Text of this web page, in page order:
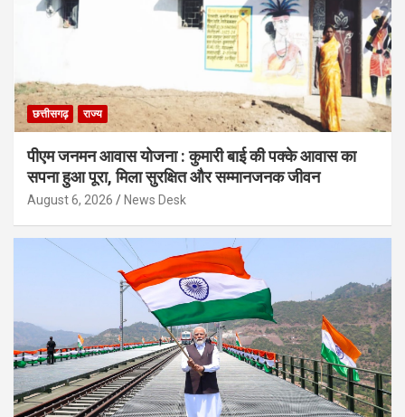
छत्तीसगढ़ राज्य
पीएम जनमन आवास योजना : कुमारी बाई की पक्के आवास का
सपना हुआ पूरा, मिला सुरक्षित और सम्मानजनक जीवन
August 6, 2026 News Desk